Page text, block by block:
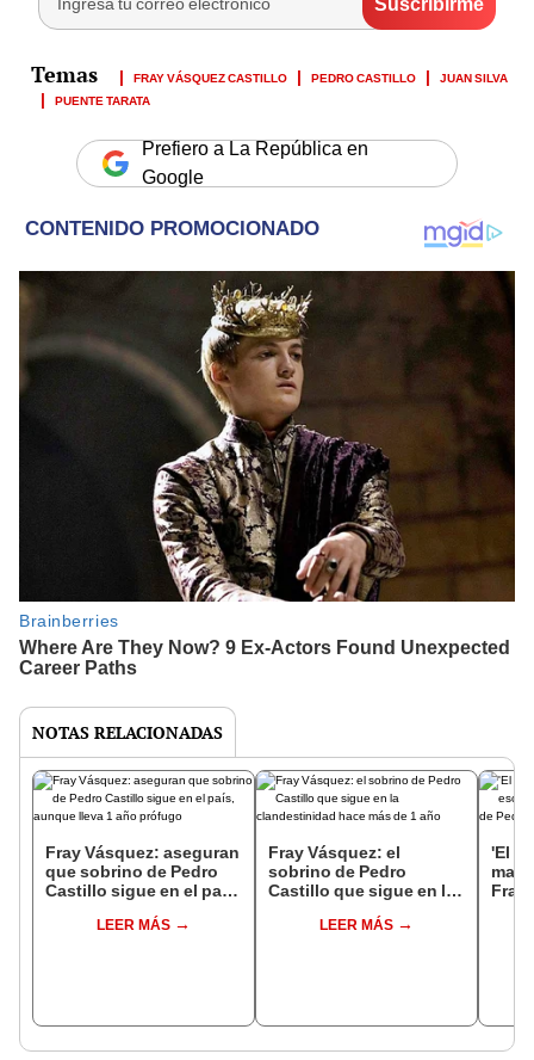
FRAY VÁSQUEZ CASTILLO PEDRO CASTILLO
JUAN SILVA
PUENTE TARATA
Prefiero a La República en
Google
NOTAS RELACIONADAS
Fray Vásquez: aseguran
que sobrino de Pedro
Castillo sigue en el país,
prófugoLEER MÁS
Fray Vásquez: el
sobrino de Pedro
Castillo que sigue en la
más de 1 año
LEER MÁS
'El
Fray